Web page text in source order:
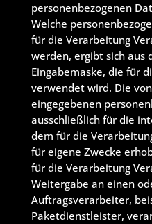
personenbezogenen
Welche
für die Verarbeitung
werden, ergibt sich aus
Eingabemaske, die für
verwendet wird. Die
eingegebenen
ausschließlich für die
dem für die
für eigene Zwecke
für die Verarbeitung
Weitergabe an einen
Auftragsverarbeiter,
Paketdienstleister,